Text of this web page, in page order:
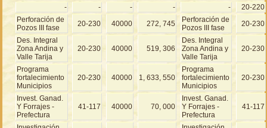
- - - - -
20-220
Perforación de
Pozos III fase
20-230 40000 272, 745
Perforación de
Pozos III fase
20-230
Des. Integral
Zona Andina y
Valle Tarija
20-230 40000 519, 306
Des. Integral
Zona Andina y
Valle Tarija
20-230
Programa
fortalecimiento
Municipios
20-230 40000 1, 633, 550
Programa
fortalecimiento
Municipios
20-230
Invest. Ganad.
Y Forrajes -
Prefectura
41-117 40000 70, 000
Invest. Ganad.
Y Forrajes -
Prefectura
41-117